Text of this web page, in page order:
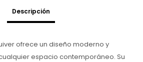
Descripción
ofrece un diseño moderno y
espacio contemporáneo. Su